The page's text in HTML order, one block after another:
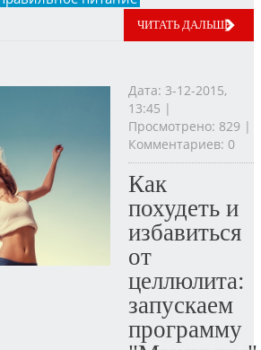
ЧИТАТЬ ДАЛЬШЕ
Дата: 3-12-2015,
13:45 |
Просмотрено: 829 |
Комментариев: 0
Как
похудеть и
избавиться
от
целлюлита:
запускаем
программу